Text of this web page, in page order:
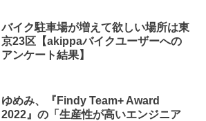
バイク駐車場が増えて欲しい場所は東
京23区【akippaバイクユーザーへの
アンケート結果】
ゆめみ、『Findy Team+ Award
2022』の「生産性が高いエンジニア